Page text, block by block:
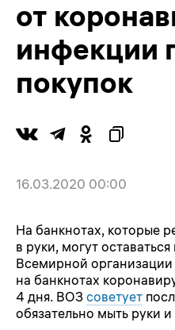
от
инфекции
покупок
16.03.2020 00:00
На банкнотах, которые
в руки, могут
Всемирной
на банкнотах
4 дня. ВОЗ советует
обязательно мыть руки